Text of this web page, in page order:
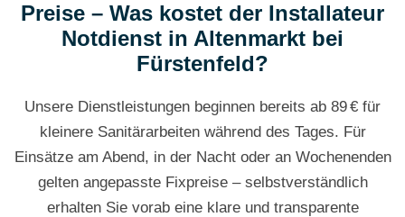
Preise – Was kostet der Installateur
Notdienst in Altenmarkt bei
Fürstenfeld?
Unsere Dienstleistungen beginnen bereits ab 89 € für
kleinere Sanitärarbeiten während des Tages. Für
Einsätze am Abend, in der Nacht oder an Wochenenden
gelten angepasste Fixpreise – selbstverständlich
erhalten Sie vorab eine klare und transparente